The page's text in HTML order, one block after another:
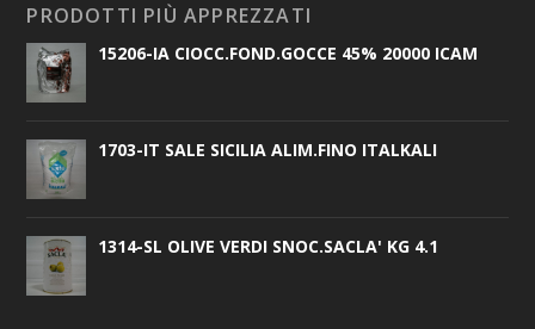
PRODOTTI PIÙ APPREZZATI
15206-IA CIOCC.FOND.GOCCE 45% 20000 ICAM
1703-IT SALE SICILIA ALIM.FINO ITALKALI
1314-SL OLIVE VERDI SNOC.SACLA' KG 4.1